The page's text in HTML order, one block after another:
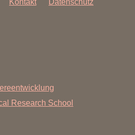
Research School